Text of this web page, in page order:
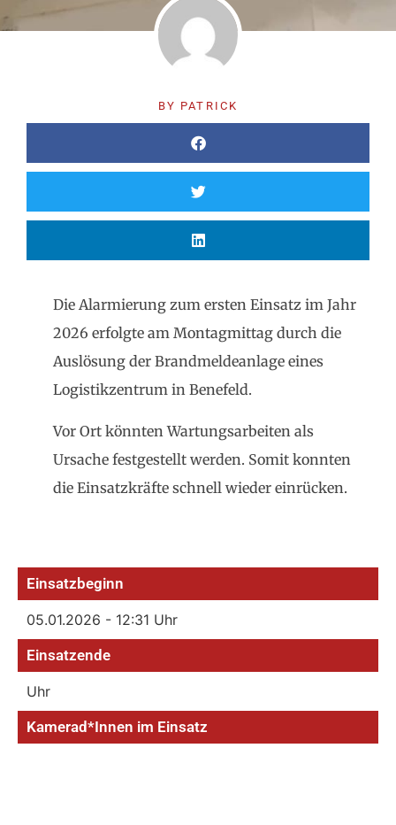
BY PATRICK
Die Alarmierung zum ersten Einsatz im Jahr
2026 erfolgte am Montagmittag durch die
Auslösung der Brandmeldeanlage eines
Logistikzentrum in Benefeld.
Vor Ort könnten Wartungsarbeiten als
Ursache festgestellt werden. Somit konnten
die Einsatzkräfte schnell wieder einrücken.
Einsatzbeginn
05.01.2026 - 12:31 Uhr
Einsatzende
Uhr
Kamerad*Innen im Einsatz